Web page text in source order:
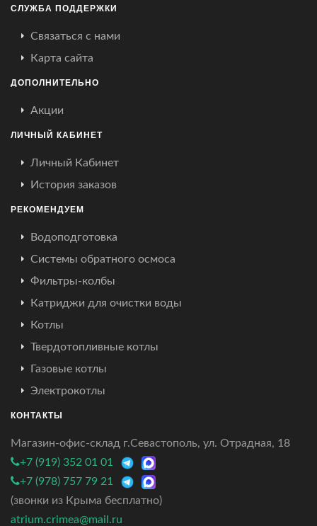
СЛУЖБА ПОДДЕРЖКИ
Связаться с нами
Карта сайта
ДОПОЛНИТЕЛЬНО
Акции
ЛИЧНЫЙ КАБИНЕТ
Личный Кабинет
История заказов
РЕКОМЕНДУЕМ
Водоподготовка
Системы обратного осмоса
Фильтры-колбы
Катриджи для очистки воды
Котлы
Твердотопливные котлы
Газовые котлы
Электрокотлы
КОНТАКТЫ
Магазин-офис-склад г.Севастополь, ул. Отрадная, 18
+7 (919) 352 01 01
+7 (978) 757 79 21
(звонки из Крыма бесплатно)
atrium.crimea@mail.ru